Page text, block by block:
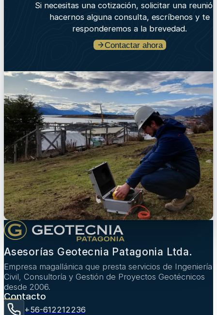
Si necesitas una cotización, solicitar una
hacernos alguna consulta, escríbenos y te
responderemos a la brevedad.
Contactar ahora
Asesorías Geotecnia Patagonia Ltda.
Empresa magallánica que presta servicios de Ingeniería
Civil, Consultoría y Gestión de Proyectos Geotécnicos
desde 2006.
Contacto
+56-612212236